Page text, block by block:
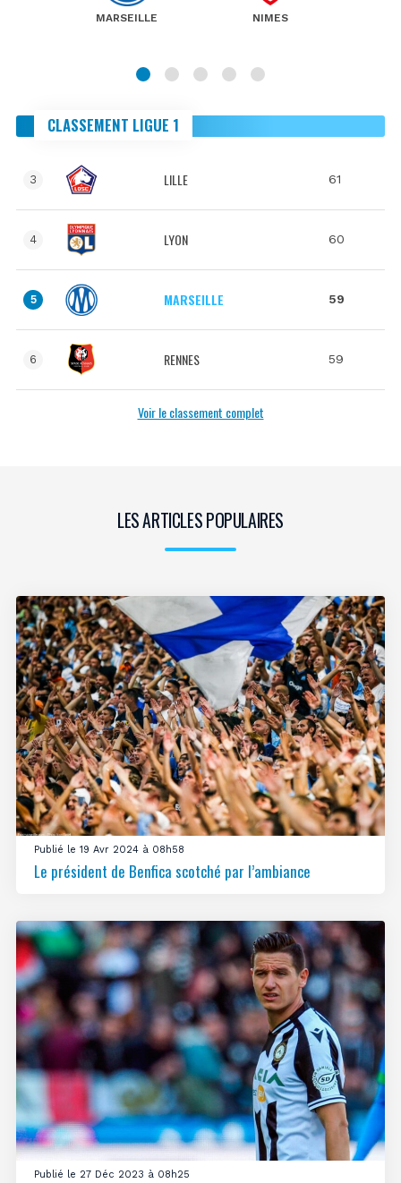
MARSEILLE NIMES
CLASSEMENT LIGUE 1
3 LILLE 61
4 LYON 60
5 MARSEILLE 59
6 RENNES 59
Voir le classement complet
LES ARTICLES POPULAIRES
Publié le 19 Avr 2024 à 08h58
Le président de Benfica scotché par l’ambiance
Publié le 27 Déc 2023 à 08h25